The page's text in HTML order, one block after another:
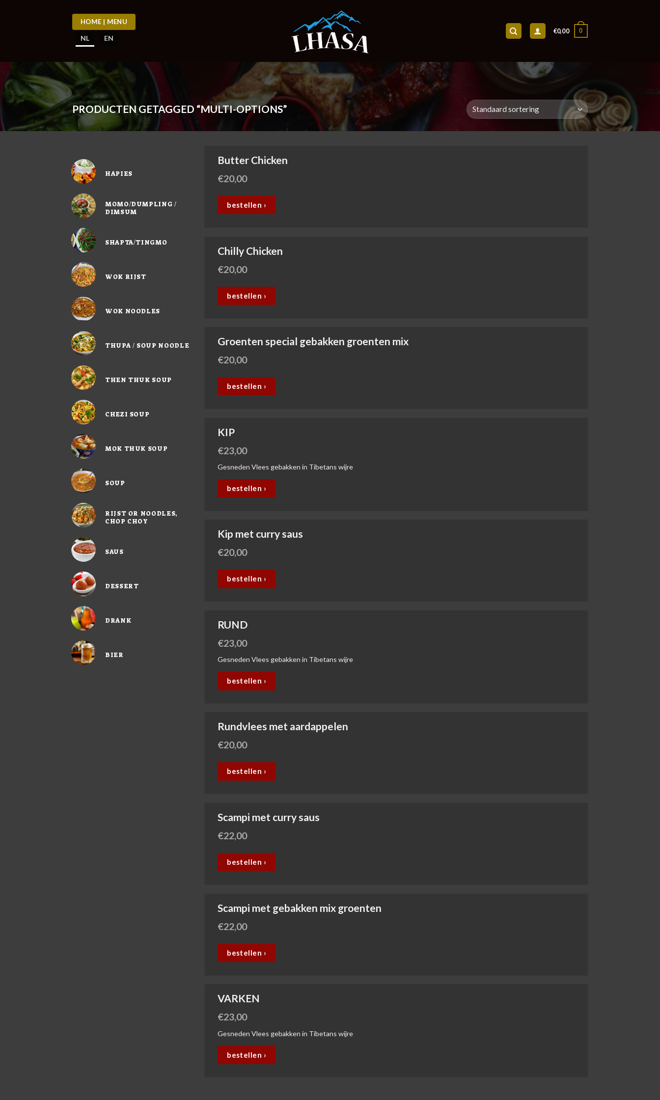
HOME | MENU
NL EN
€0,00 0
PRODUCTEN GETAGGED “MULTI-OPTIONS”
HAPIES
MOMO/DUMPLING /
DIMSUM
SHAPTA/TINGMO
WOK RIJST
WOK NOODLES
THUPA / SOUP NOODLE
THEN THUK SOUP
CHEZI SOUP
MOK THUK SOUP
SOUP
RIJST OR NOODLES,
CHOP CHOY
SAUS
DESSERT
DRANK
BIER
Butter Chicken
€20,00
bestellen ›
Chilly Chicken
€20,00
bestellen ›
Groenten special gebakken groenten mix
€20,00
bestellen ›
KIP
€23,00
Gesneden Vlees gebakken in Tibetans wijre
bestellen ›
Kip met curry saus
€20,00
bestellen ›
RUND
€23,00
Gesneden Vlees gebakken in Tibetans wijre
bestellen ›
Rundvlees met aardappelen
€20,00
bestellen ›
Scampi met curry saus
€22,00
bestellen ›
Scampi met gebakken mix groenten
€22,00
bestellen ›
VARKEN
€23,00
Gesneden Vlees gebakken in Tibetans wijre
bestellen ›